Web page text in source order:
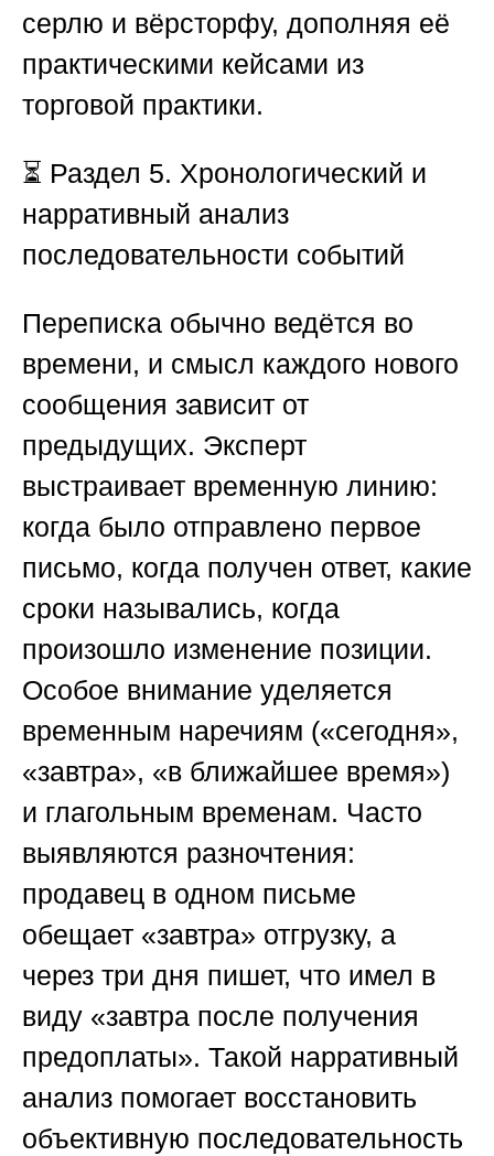
серлю и вёрсторфу, дополняя её
практическими кейсами из
торговой практики.
⏳ Раздел 5. Хронологический и
нарративный анализ
последовательности событий
Переписка обычно ведётся во
времени, и смысл каждого нового
сообщения зависит от
предыдущих. Эксперт
выстраивает временную линию:
когда было отправлено первое
письмо, когда получен ответ, какие
сроки назывались, когда
произошло изменение позиции.
Особое внимание уделяется
временным наречиям («сегодня»,
«завтра», «в ближайшее время»)
и глагольным временам. Часто
выявляются разночтения:
продавец в одном письме
обещает «завтра» отгрузку, а
через три дня пишет, что имел в
виду «завтра после получения
предоплаты». Такой нарративный
анализ помогает восстановить
объективную последовательность